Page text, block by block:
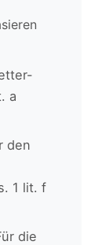
a
den
1 lit. f
die